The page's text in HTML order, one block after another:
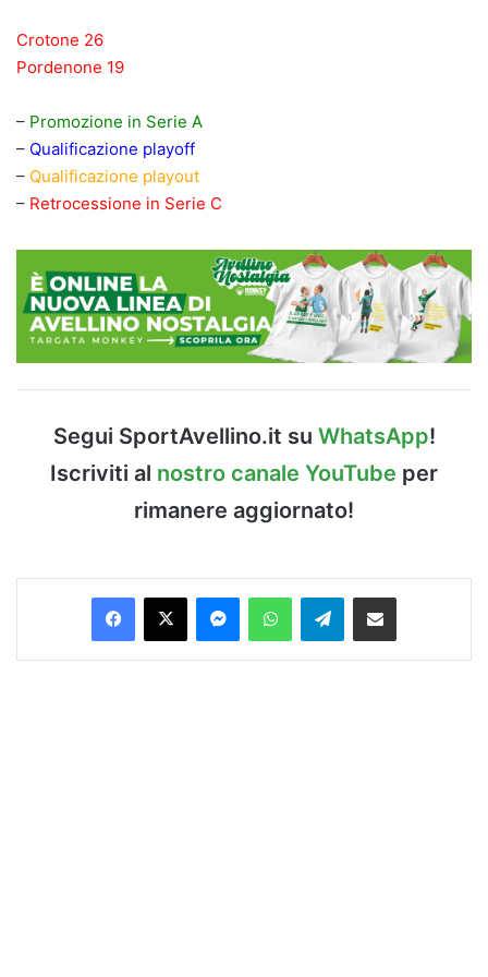
Crotone 26
Pordenone 19
– Promozione in Serie A
– Qualificazione playoff
– Qualificazione playout
– Retrocessione in Serie C
Segui SportAvellino.it su WhatsApp!
Iscriviti al nostro canale YouTube per
rimanere aggiornato!
Facebook
X MessengerWhatsAppTelegramCondividi via Email